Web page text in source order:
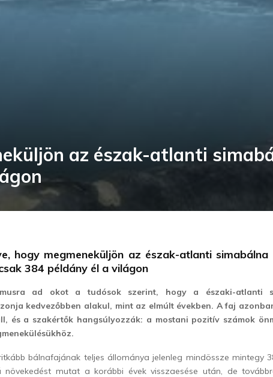
az észak-atlanti
hogy megmeneküljön az észak-atlanti
384 példány él a világon
ad okot a tudósok szerint, hogy a északi-atlanti
kedvezőbben alakul, mint az elmúlt években. A faj
és a szakértők hangsúlyozzák: a mostani pozitív számok
bálnafajának teljes állománya jelenleg mindössze mintegy
növekedést mutat a korábbi évek visszaesése után, de